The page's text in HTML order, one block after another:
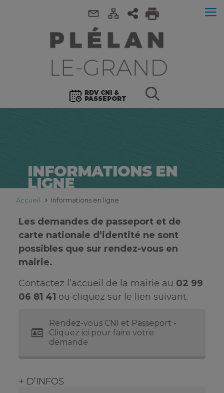
RDV CNI &
PASSEPORT
INFORMATIONS EN
LIGNE
Accueil Informations en ligne
Les demandes de passeport et de
carte nationale d’identité ne sont
possibles que sur rendez-vous en
mairie.
Contactez l’accueil de la mairie au 02 99
06 81 41 ou cliquez sur le lien suivant.
Rendez-vous CNI et Passeport -
Cliquez ici pour faire votre
demande
+ D’INFOS